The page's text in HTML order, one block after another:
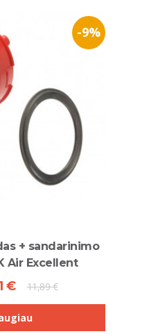
-9%
+ sandarinimo
Air Excellent
€ 11,89 €